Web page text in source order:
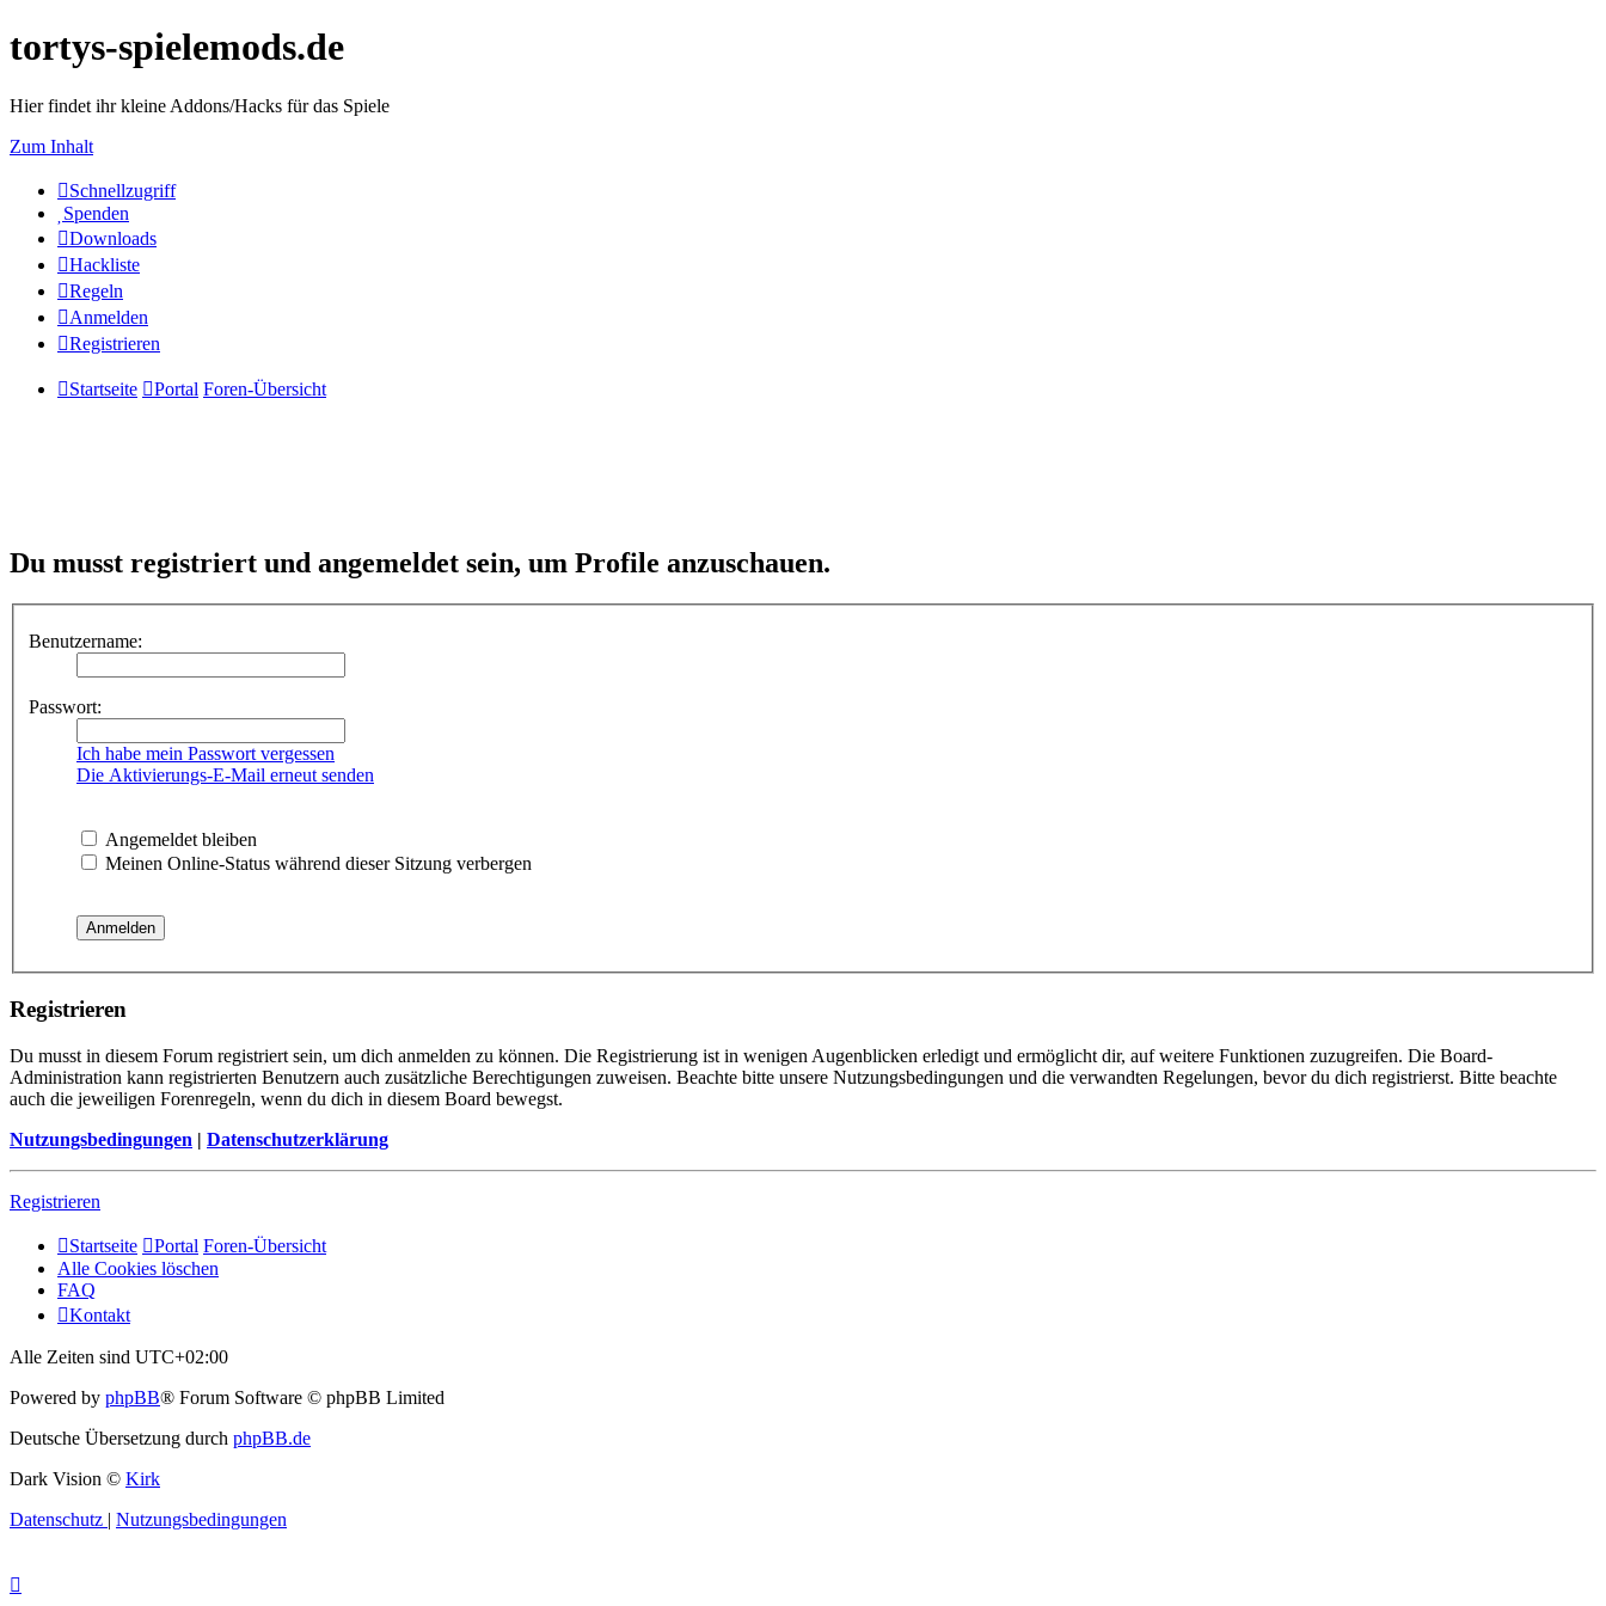
tortys-spielemods.de
Hier findet ihr kleine Addons/Hacks für das Spiele
Zum Inhalt
Schnellzugriff
Spenden
Downloads
Hackliste
Regeln
Anmelden
Registrieren
Startseite Portal Foren-Übersicht
Du musst registriert und angemeldet sein, um Profile anzuschauen.
Benutzername:
Passwort:
Ich habe mein Passwort vergessen
Die Aktivierungs-E-Mail erneut senden
Angemeldet bleiben
Meinen Online-Status während dieser Sitzung verbergen
Registrieren
Du musst in diesem Forum registriert sein, um dich anmelden zu können. Die Registrierung ist in wenigen Augenblicken erledigt und ermöglicht dir, auf weitere Funktionen zuzugreifen. Die Board-
Administration kann registrierten Benutzern auch zusätzliche Berechtigungen zuweisen. Beachte bitte unsere Nutzungsbedingungen und die verwandten Regelungen, bevor du dich registrierst. Bitte beachte
auch die jeweiligen Forenregeln, wenn du dich in diesem Board bewegst.
Nutzungsbedingungen | Datenschutzerklärung
Registrieren
Startseite Portal Foren-Übersicht
Alle Cookies löschen
FAQ
Kontakt
Alle Zeiten sind UTC+02:00
Powered by phpBB® Forum Software © phpBB Limited
Deutsche Übersetzung durch phpBB.de
Dark Vision © Kirk
Datenschutz | Nutzungsbedingungen